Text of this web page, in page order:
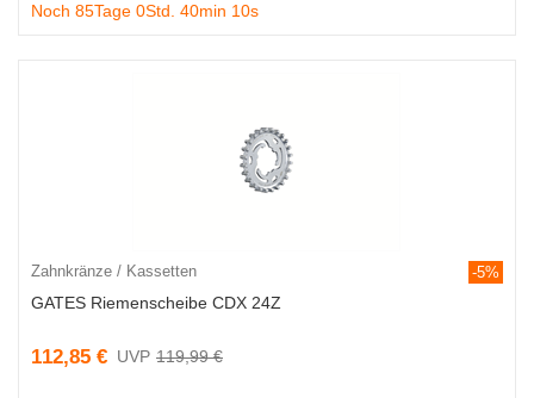
Noch 85Tage 0Std. 40min 9s
Zahnkränze / Kassetten -5%
GATES Riemenscheibe CDX 24Z
112,85 € 119,99 €